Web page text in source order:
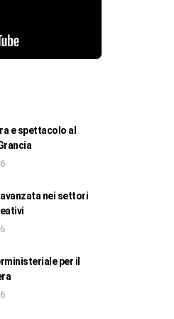
e spettacolo al
nei settori
per il